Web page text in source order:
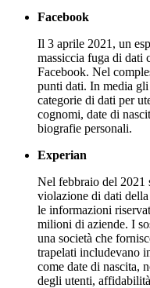
Facebook
Il 3 aprile 2021, un
massiccia fuga di dati
Facebook. Nel
punti dati. In media
categorie di dati per
cognomi, date di
biografie personali.
Experian
Nel febbraio del 2021
violazione di dati
le informazioni
milioni di aziende. I
una società che
trapelati includevano
come date di nascita,
degli utenti,